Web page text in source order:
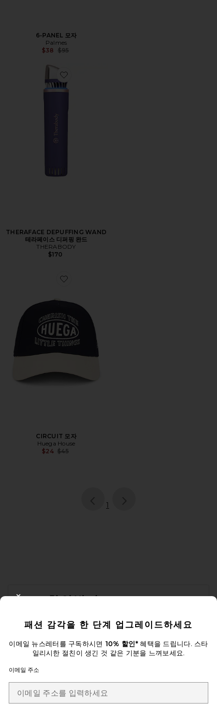
6-PANEL 모자
Palmes
$38 Previous price:
$95
Favorite THERAFACE DEPUFFING WAND 테라페이스
THERAFACE DEPUFFING WAND
테라페이스 디퍼핑 완드
THERABODY
$170
Favorite CIRCUIT 모자
CIRCUIT 모자
Huega House
$24 Previous price:
$45
page
1
10% 할인받기
부 가능합니다.개인 정보 정책
Email Address
Sign Up
패션 감각을 한 단계 업그레이드하세요
이메일 뉴스레터를 구독하시면 10% 할인*혜택을 드립니다. 스타
일리시한 절친이 생긴 것 같은 기분을 느껴보세요.
이메일 주소